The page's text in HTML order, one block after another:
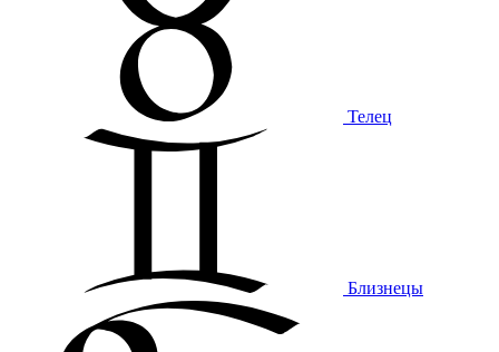
Телец
Близнецы